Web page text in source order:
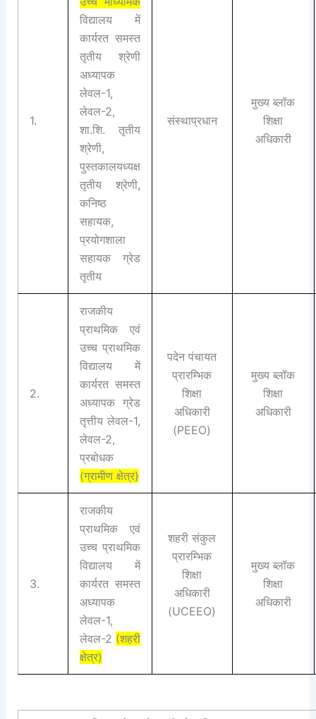
1.
विद्यालय में
कार्यरत समस्त
तृतीय श्रेणी
अध्यापक
लेवल-1,
लेवल-2,
शा.शि. तृतीय
श्रेणी,
पुस्तकालयध्यक्ष
तृतीय श्रेणी,
कनिष्ठ
सहायक,
प्रयोगशाला
सहायक ग्रेड
तृतीय
संस्थाप्रधान
मुख्य ब्लॉक
शिक्षा
अधिकारी
2.
राजकीय
प्राथमिक एवं
उच्च प्राथमिक
विद्यालय में
कार्यरत समस्त
अध्यापक ग्रेड
तृत्तीय लेवल-1,
लेवल-2,
प्रबोधक
(ग्रामीण क्षेत्र)
पदेन पंचायत
प्रारम्भिक
शिक्षा
अधिकारी
(PEEO)
मुख्य ब्लॉक
शिक्षा
अधिकारी
3.
राजकीय
प्राथमिक एवं
उच्च प्राथमिक
विद्यालय में
कार्यरत समस्त
अध्यापक
लेवल-1,
लेवल-2 (शहरी
क्षेत्र)
शहरी संकुल
प्रारम्भिक
शिक्षा
अधिकारी
(UCEEO)
मुख्य ब्लॉक
शिक्षा
अधिकारी